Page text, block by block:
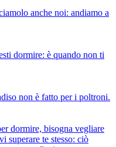
anche noi: andiamo a
dormire: è quando non ti
non è fatto per i poltroni.
dormire, bisogna vegliare
superare te stesso: ciò